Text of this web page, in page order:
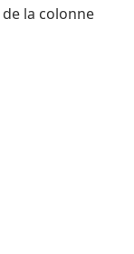
de la colonne